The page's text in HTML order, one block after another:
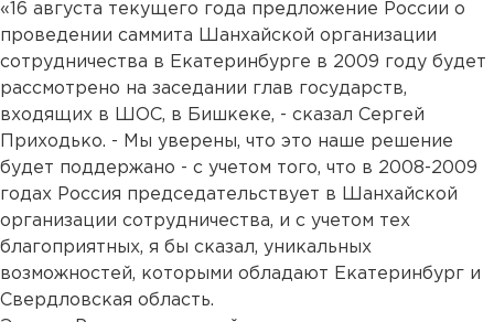
«16 августа текущего года предложение России о
проведении саммита Шанхайской организации
сотрудничества в Екатеринбурге в 2009 году будет
рассмотрено на заседании глав государств,
входящих в ШОС, в Бишкеке, - сказал Сергей
Приходько. - Мы уверены, что это наше решение
будет поддержано - с учетом того, что в 2008-2009
годах Россия председательствует в Шанхайской
организации сотрудничества, и с учетом тех
благоприятных, я бы сказал, уникальных
возможностей, которыми обладают Екатеринбург и
Свердловская область.